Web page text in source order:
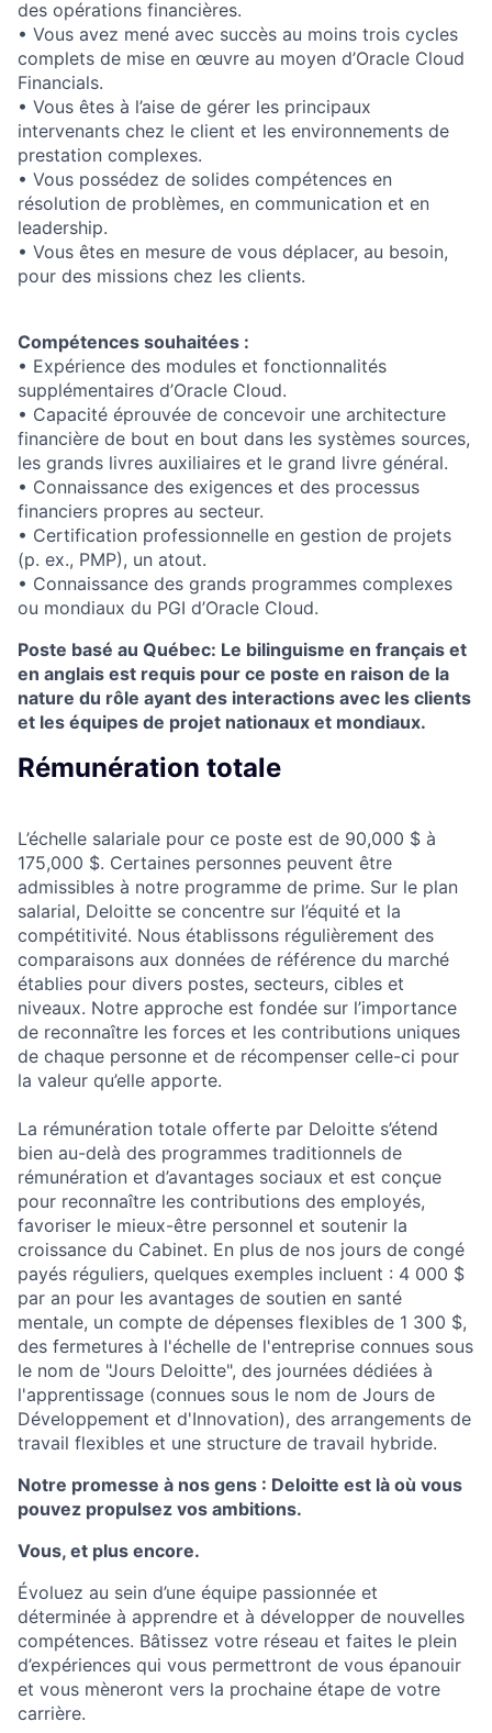
des opérations financières.
• Vous avez mené avec succès au moins trois cycles
complets de mise en œuvre au moyen d’Oracle Cloud
Financials.
• Vous êtes à l’aise de gérer les principaux
intervenants chez le client et les environnements de
prestation complexes.
• Vous possédez de solides compétences en
résolution de problèmes, en communication et en
leadership.
• Vous êtes en mesure de vous déplacer, au besoin,
pour des missions chez les clients.
Compétences souhaitées :
• Expérience des modules et fonctionnalités
supplémentaires d’Oracle Cloud.
• Capacité éprouvée de concevoir une architecture
financière de bout en bout dans les systèmes sources,
les grands livres auxiliaires et le grand livre général.
• Connaissance des exigences et des processus
financiers propres au secteur.
• Certification professionnelle en gestion de projets
(p. ex., PMP), un atout.
• Connaissance des grands programmes complexes
ou mondiaux du PGI d’Oracle Cloud.
Poste basé au Québec: Le bilinguisme en français et
en anglais est requis pour ce poste en raison de la
nature du rôle ayant des interactions avec les clients
et les équipes de projet nationaux et mondiaux.
Rémunération totale
L’échelle salariale pour ce poste est de 90,000 $ à
175,000 $. Certaines personnes peuvent être
admissibles à notre programme de prime. Sur le plan
salarial, Deloitte se concentre sur l’équité et la
compétitivité. Nous établissons régulièrement des
comparaisons aux données de référence du marché
établies pour divers postes, secteurs, cibles et
niveaux. Notre approche est fondée sur l’importance
de reconnaître les forces et les contributions uniques
de chaque personne et de récompenser celle-ci pour
la valeur qu’elle apporte.
La rémunération totale offerte par Deloitte s’étend
bien au-delà des programmes traditionnels de
rémunération et d’avantages sociaux et est conçue
pour reconnaître les contributions des employés,
favoriser le mieux-être personnel et soutenir la
croissance du Cabinet. En plus de nos jours de congé
payés réguliers, quelques exemples incluent : 4 000 $
par an pour les avantages de soutien en santé
mentale, un compte de dépenses flexibles de 1 300 $,
des fermetures à l'échelle de l'entreprise connues sous
le nom de "Jours Deloitte", des journées dédiées à
l'apprentissage (connues sous le nom de Jours de
Développement et d'Innovation), des arrangements de
travail flexibles et une structure de travail hybride.
Notre promesse à nos gens : Deloitte est là où vous
pouvez propulsez vos ambitions.
Vous, et plus encore.
Évoluez au sein d’une équipe passionnée et
déterminée à apprendre et à développer de nouvelles
compétences. Bâtissez votre réseau et faites le plein
d’expériences qui vous permettront de vous épanouir
et vous mèneront vers la prochaine étape de votre
carrière.